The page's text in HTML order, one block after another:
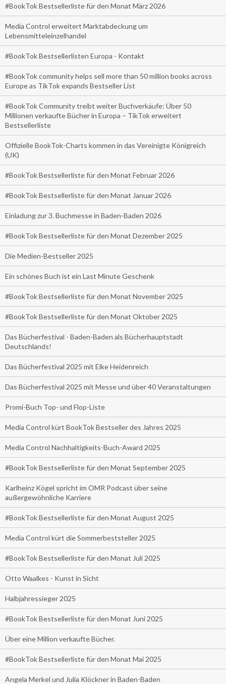
#BookTok Bestsellerliste für den Monat März 2026
Media Control erweitert Marktabdeckung um
Lebensmitteleinzelhandel
#BookTok Bestsellerlisten Europa - Kontakt
#BookTok community helps sell more than 50 million books across
Europe as TikTok expands Bestseller List
#BookTok Community treibt weiter Buchverkäufe: Über 50
Millionen verkaufte Bücher in Europa – TikTok erweitert
Bestsellerliste
Offizielle BookTok-Charts kommen in das Vereinigte Königreich
(UK)
#BookTok Bestsellerliste für den Monat Februar 2026
#BookTok Bestsellerliste für den Monat Januar 2026
Einladung zur 3. Buchmesse in Baden-Baden 2026
#BookTok Bestsellerliste für den Monat Dezember 2025
Die Medien-Bestseller 2025
Ein schönes Buch ist ein Last Minute Geschenk
#BookTok Bestsellerliste für den Monat November 2025
#BookTok Bestsellerliste für den Monat Oktober 2025
Das Bücherfestival - Baden-Baden als Bücherhauptstadt
Deutschlands!
Das Bücherfestival 2025 mit Elke Heidenreich
Das Bücherfestival 2025 mit Messe und über 40 Veranstaltungen
Promi-Buch Top- und Flop-Liste
Media Control kürt BookTok Bestseller des Jahres 2025
Media Control Nachhaltigkeits-Buch-Award 2025
#BookTok Bestsellerliste für den Monat September 2025
Karlheinz Kögel spricht im OMR Podcast über seine
außergewöhnliche Karriere
#BookTok Bestsellerliste für den Monat August 2025
Media Control kürt die Sommerbeststeller 2025
#BookTok Bestsellerliste für den Monat Juli 2025
Otto Waalkes - Kunst in Sicht
Halbjahressieger 2025
#BookTok Bestsellerliste für den Monat Juni 2025
Über eine Million verkaufte Bücher.
#BookTok Bestsellerliste für den Monat Mai 2025
Angela Merkel und Julia Klöckner in Baden-Baden